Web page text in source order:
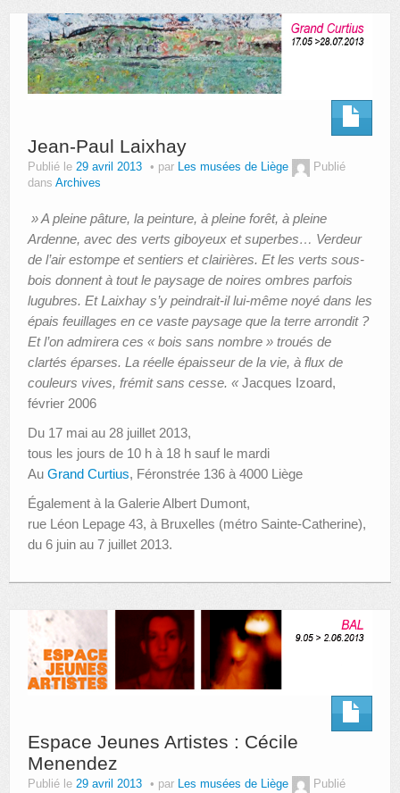
AUTRES LIEUX
ANIMATIONS DES MUSÉES
LES APPELS À PROJETS
LE PORTAIL DES COLLECTIONS
Jean-Paul Laixhay
Publié le 29 avril 2013 par Les musées de Liège
Publié
dans Archives
» A pleine pâture, la peinture, à pleine forêt, à pleine
Ardenne, avec des verts giboyeux et superbes… Verdeur
de l’air estompe et sentiers et clairières. Et les verts sous-
bois donnent à tout le paysage de noires ombres parfois
lugubres. Et Laixhay s’y peindrait-il lui-même noyé dans les
épais feuillages en ce vaste paysage que la terre arrondit ?
Et l’on admirera ces « bois sans nombre » troués de
clartés éparses. La réelle épaisseur de la vie, à flux de
couleurs vives, frémit sans cesse. « Jacques Izoard,
février 2006
Du 17 mai au 28 juillet 2013,
tous les jours de 10 h à 18 h sauf le mardi
Au Grand Curtius, Féronstrée 136 à 4000 Liège
Également à la Galerie Albert Dumont,
rue Léon Lepage 43, à Bruxelles (métro Sainte-Catherine),
du 6 juin au 7 juillet 2013.
Espace Jeunes Artistes : Cécile
Menendez
Publié le 29 avril 2013 par Les musées de Liège
Publié